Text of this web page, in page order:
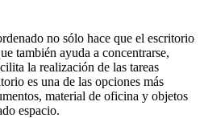
no sólo hace que el escritorio
también ayuda a concentrarse,
la realización de las tareas
es una de las opciones más
material de oficina y objetos
espacio.